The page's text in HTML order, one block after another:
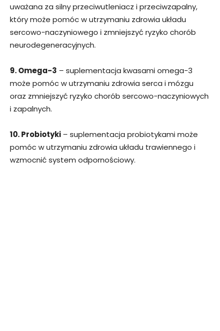
uważana za silny przeciwutleniacz i przeciwzapalny,
który może pomóc w utrzymaniu zdrowia układu
sercowo-naczyniowego i zmniejszyć ryzyko chorób
neurodegeneracyjnych.
9. Omega-3 – suplementacja kwasami omega-3
może pomóc w utrzymaniu zdrowia serca i mózgu
oraz zmniejszyć ryzyko chorób sercowo-naczyniowych
i zapalnych.
10. Probiotyki – suplementacja probiotykami może
pomóc w utrzymaniu zdrowia układu trawiennego i
wzmocnić system odpornościowy.